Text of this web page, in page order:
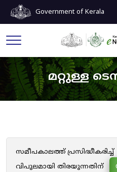
Government of Kerala
മറ്റുള്ള
സമീപകാലത്ത് പ്രസിദ്ധീകരിച്ച്
വിപുലമായി തിരയുന്നതിന്